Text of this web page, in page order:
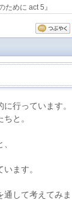
ために act 5』
行っています。
と。
ます。
して考えてみま